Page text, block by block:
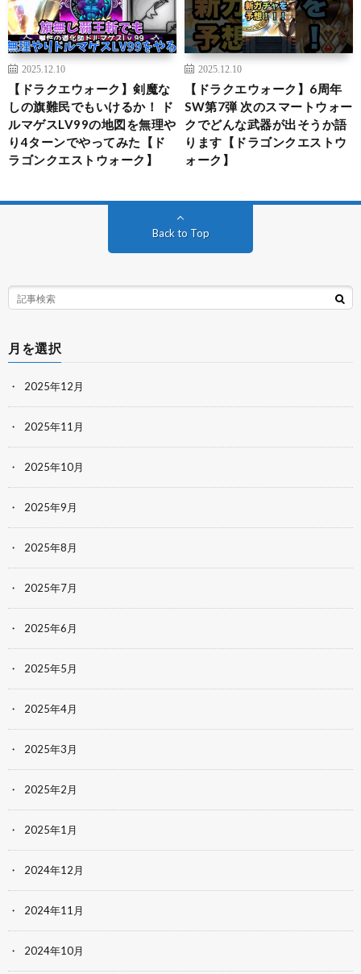
2025.12.10
【ドラクエウォーク】剣魔な
しの旗難民でもいけるか！ ド
ルマゲスLV99の地図を無理や
り4ターンでやってみた【ド
ラゴンクエストウォーク】
2025.12.10
【ドラクエウォーク】6周年
SW第7弾 次のスマートウォー
クでどんな武器が出そうか語
ります【ドラゴンクエストウ
ォーク】
Back to Top
月を選択
2025年12月
2025年11月
2025年10月
2025年9月
2025年8月
2025年7月
2025年6月
2025年5月
2025年4月
2025年3月
2025年2月
2025年1月
2024年12月
2024年11月
2024年10月